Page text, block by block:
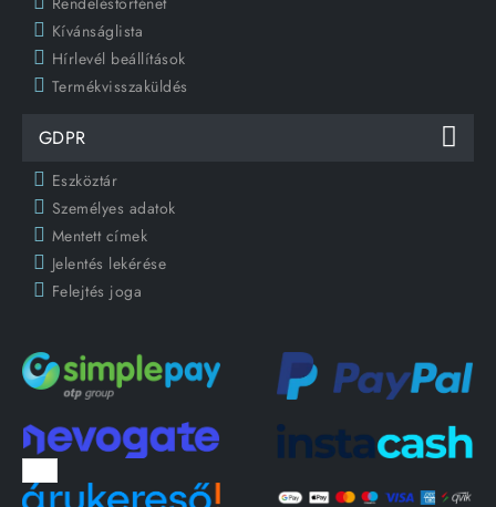
Kívánságlista
Hírlevél beállítások
Termékvisszaküldés
GDPR
Eszköztár
Személyes adatok
Mentett címek
Jelentés lekérése
Felejtés joga